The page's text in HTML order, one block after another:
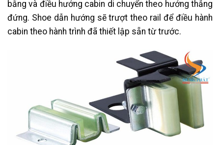
bằng và điều hướng cabin di chuyển theo hướng thẳng
đứng. Shoe dẫn hướng sẽ trượt theo rail để điều hành
cabin theo hành trình đã thiết lập sẵn từ trước.